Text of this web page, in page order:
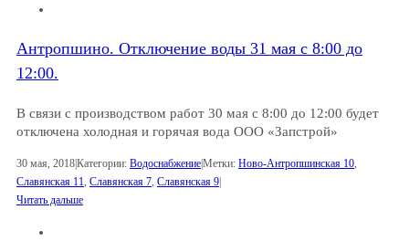
Антропшино. Отключение воды 31 мая с 8:00 до
12:00.
В связи с производством работ 30 мая с 8:00 до 12:00 будет
отключена холодная и горячая вода ООО «Запстрой»
30 мая, 2018Категории: ВодоснабжениеМетки: Ново-Антропшинская 10,
Славянская 11, Славянская 7, Славянская 9
Читать дальше